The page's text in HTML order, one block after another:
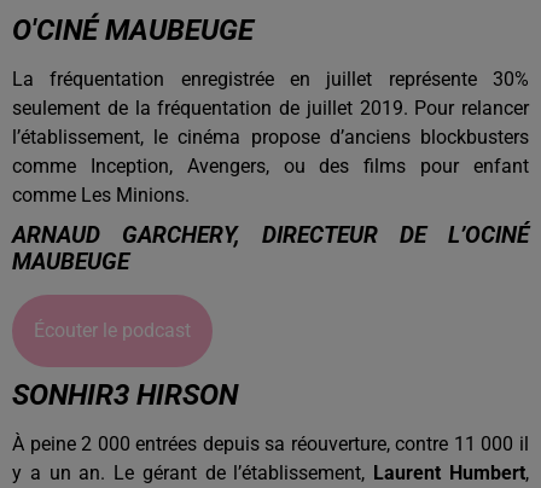
O'CINÉ MAUBEUGE
La fréquentation enregistrée en juillet représente 30%
seulement de la fréquentation de juillet 2019. Pour relancer
l’établissement, le cinéma propose d’anciens blockbusters
comme Inception, Avengers, ou des films pour enfant
comme Les Minions.
ARNAUD GARCHERY, DIRECTEUR DE L’OCINÉ
MAUBEUGE
Écouter le podcast
SONHIR3 HIRSON
À peine 2 000 entrées depuis sa réouverture, contre 11 000 il
y a un an. Le gérant de l’établissement, Laurent Humbert,